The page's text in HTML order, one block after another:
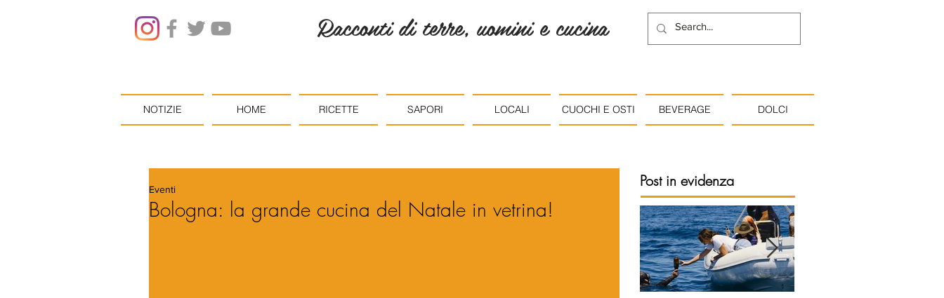
Racconti di terre, uomini e cucina
NOTIZIE HOME RICETTE SAPORI LOCALI CUOCHI E OSTI BEVERAGE DOLCI
Bologna: la grande cucina del Natale in vetrina!
Eventi Post in evidenza